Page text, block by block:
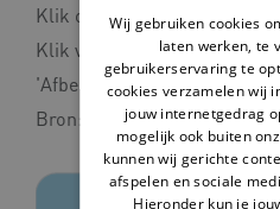
Klik op de afbeelding voor
Klik vervolgens met je
'Afbeelding opslaan als'.
Bron:
Vilans
Wij gebruiken cookies
laten werken, te
gebruikerservaring te
cookies verzamelen wij
jouw internetgedrag
mogelijk ook buiten
kunnen wij gerichte
afspelen en sociale
Hieronder kun je